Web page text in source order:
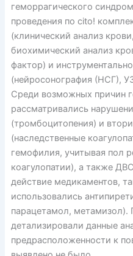
геморрагического
проведения по cito!
(клинический анализ
биохимический анализ
фактор) и
(нейросонография (НСГ),
Среди возможных причин
рассматривались
(тромбоцитопения) и
(наследственные
гемофилия, учитывая пол
коагулопатии), а также
действие медикаментов,
использовались
парацетамол, метамизол).
детализировали данные
предрасположенности к